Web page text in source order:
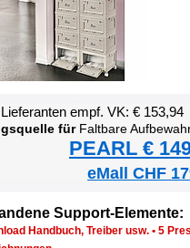
empf. VK: € 153,94
fürFalt­ba­re Auf­be­wah­rungs­box mit De­ckel, MDF-
PEARL €
eMall CHF
Sup­port-Ele­men­te:
Hand­buch, Trei­ber usw. • 5